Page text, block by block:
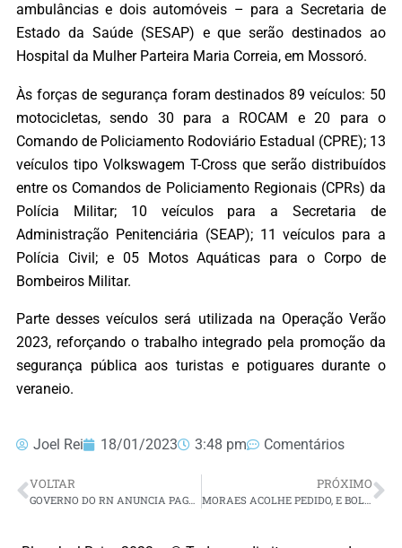
ambulâncias e dois automóveis – para a Secretaria de
Estado da Saúde (SESAP) e que serão destinados ao
Hospital da Mulher Parteira Maria Correia, em Mossoró.
Às forças de segurança foram destinados 89 veículos: 50
motocicletas, sendo 30 para a ROCAM e 20 para o
Comando de Policiamento Rodoviário Estadual (CPRE); 13
veículos tipo Volkswagem T-Cross que serão distribuídos
entre os Comandos de Policiamento Regionais (CPRs) da
Polícia Militar; 10 veículos para a Secretaria de
Administração Penitenciária (SEAP); 11 veículos para a
Polícia Civil; e 05 Motos Aquáticas para o Corpo de
Bombeiros Militar.
Parte desses veículos será utilizada na Operação Verão
2023, reforçando o trabalho integrado pela promoção da
segurança pública aos turistas e potiguares durante o
veraneio.
Joel Rei 18/01/2023 3:48 pm Comentários
VOLTAR
GOVERNO DO RN ANUNCIA PAGAMENTO DO TERÇO DE FÉRIAS AOS PROFESSORES
PRÓXIMO
MORAES ACOLHE PEDIDO, E BOLSONARO SERÁ INVESTIGADO POR INSTIGAR ATOS GOLPISTAS